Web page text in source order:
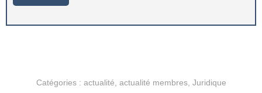
Catégories : actualité actualité membres, Juridique